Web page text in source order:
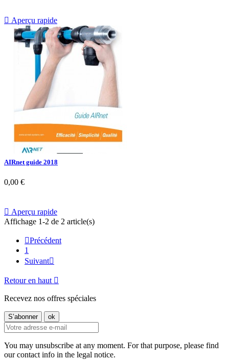
 Aperçu rapide
AIRnet guide 2018
0,00 €
 Aperçu rapide
Affichage 1-2 de 2 article(s)
Précédent
1
Suivant
Retour en haut 
Recevez nos offres spéciales
You may unsubscribe at any moment. For that purpose, please find
our contact info in the legal notice.